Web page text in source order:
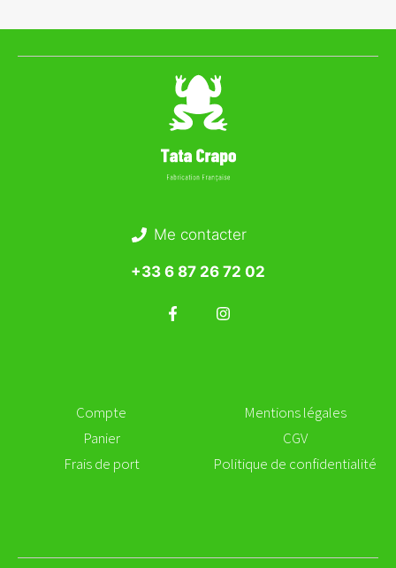
Me contacter
+33 6 87 26 72 02
Compte
Panier
Frais de port
Mentions légales
CGV
Politique de confidentialité